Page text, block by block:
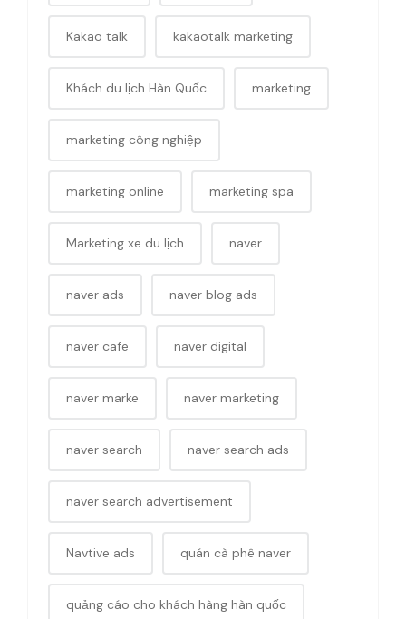
Kakao talk kakaotalk marketing
Khách du lịch Hàn Quốc marketing
marketing công nghiệp
marketing online marketing spa
Marketing xe du lịch naver
naver ads naver blog ads
naver cafe naver digital
naver marke naver marketing
naver search naver search ads
naver search advertisement
Navtive ads quán cà phê naver
quảng cáo cho khách hàng hàn quốc